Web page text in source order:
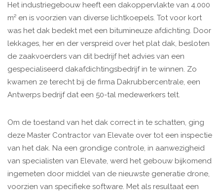
Het industriegebouw heeft een dakoppervlakte van 4.000
m² en is voorzien van diverse lichtkoepels. Tot voor kort
was het dak bedekt met een bitumineuze afdichting. Door
lekkages, her en der verspreid over het plat dak, besloten
de zaakvoerders van dit bedrijf het advies van een
gespecialiseerd dakafdichtingsbedrijf in te winnen. Zo
kwamen ze terecht bij de firma Dakrubbercentrale, een
Antwerps bedrijf dat een 50-tal medewerkers telt.
Om de toestand van het dak correct in te schatten, ging
deze Master Contractor van Elevate over tot een inspectie
van het dak. Na een grondige controle, in aanwezigheid
van specialisten van Elevate, werd het gebouw bijkomend
ingemeten door middel van de nieuwste generatie drone,
voorzien van specifieke software. Met als resultaat een